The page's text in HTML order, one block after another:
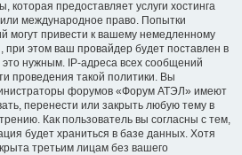
которая предоставляет услуги хостинга
международное право. Попытки
могут привести к вашему немедленному
этом ваш провайдер будет поставлен в
нужным. IP-адреса всех сообщений
проведения такой политики. Вы
форумов «Форум АТЭЛ» имеют
перенести или закрыть любую тему в
Как пользователь вы согласны с тем,
будет храниться в базе данных. Хотя
третьим лицам без вашего